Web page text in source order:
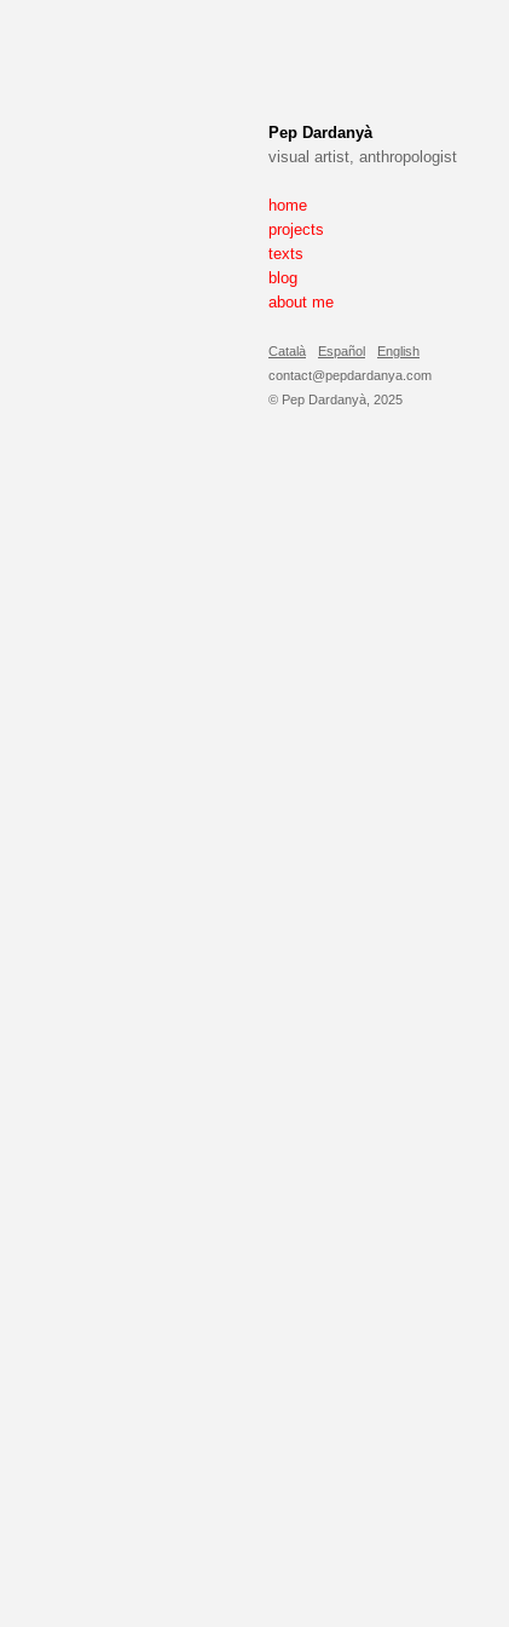
Pep Dardanyà
visual artist, anthropologist
home
projects
texts
blog
about me
Català Español
English
contact@pepdardanya.com
© Pep Dardanyà, 2025